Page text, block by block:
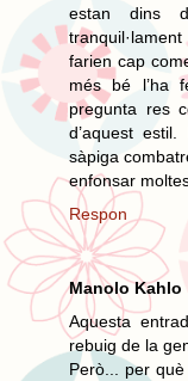
estan dins
farien cap
més bé l’ha
pregunta res
d’aquest
sàpiga
enfonsar
Respon
Manolo Kahlo
Aquesta
rebuig de la
Però... per